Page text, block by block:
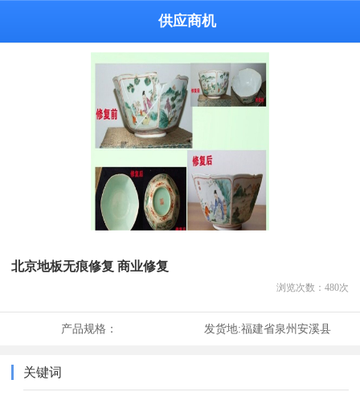
供应商机
北京地板无痕修复 商业修复
浏览次数： 480次
产品规格： 发货地:福建省泉州安溪县
关键词